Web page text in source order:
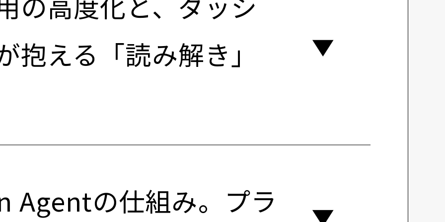
抱える「読み解き」
Agentの仕組み。プラ